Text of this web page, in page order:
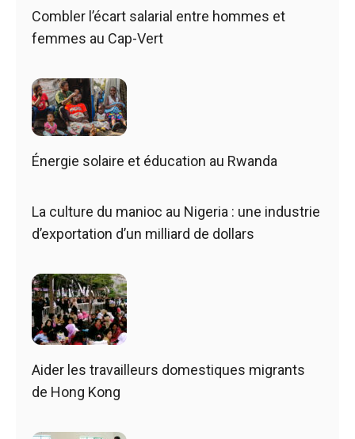
Combler l’écart salarial entre hommes et
femmes au Cap-Vert
Énergie solaire et éducation au Rwanda
La culture du manioc au Nigeria : une industrie
d’exportation d’un milliard de dollars
Aider les travailleurs domestiques migrants
de Hong Kong